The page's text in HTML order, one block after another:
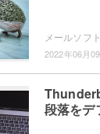
2022年06月
段落をデ